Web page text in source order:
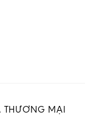
THƯƠNG MẠI